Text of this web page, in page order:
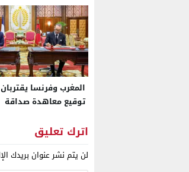
المغرب وفرنسا
توقيع معاهدة صداقة
لترسيخ شراكة محصنة من
التقلبات السياسية
اترك تعليق
لن يتم نشر عنوان بريدك